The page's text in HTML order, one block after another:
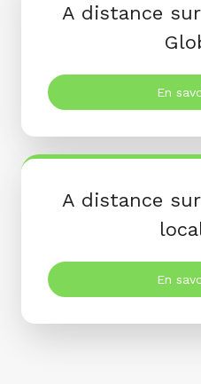
A distance
En
A distance
En